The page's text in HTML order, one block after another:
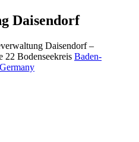
Daisendorf
Daisendorf –
22 Bodenseekreis Baden-
Germany